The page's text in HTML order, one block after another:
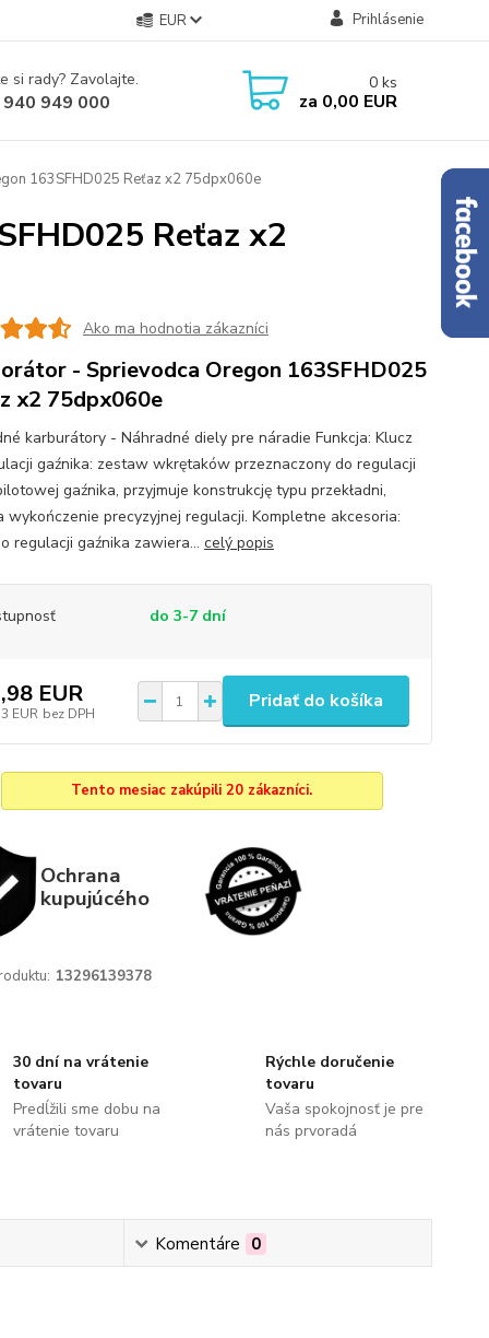
EUR Prihlásenie
si rady? Zavolajte.
949 000
0 ks
za 0,00 EUR
163SFHD025 Reťaz x2 75dpx060e
Reťaz x2
Ako ma hodnotia zákazníci
- Sprievodca Oregon 163SFHD025
x2 75dpx060e
karburátory - Náhradné diely pre náradie Funkcja: Klucz
gaźnika: zestaw wkrętaków przeznaczony do regulacji
gaźnika, przyjmuje konstrukcję typu przekładni,
wykończenie precyzyjnej regulacji. Kompletne akcesoria:
regulacji gaźnika zawiera... celý popis
do 3-7 dní
EUR
EUR bez DPH
Pridať do košíka
Tento mesiac zakúpili 20 zákazníci.
Ochrana
kupujúcého
13296139378
30 dní na vrátenie
tovaru
Predĺžili sme dobu na
vrátenie tovaru
Rýchle doručenie
tovaru
Vaša spokojnosť je pre
nás prvoradá
Komentáre 0